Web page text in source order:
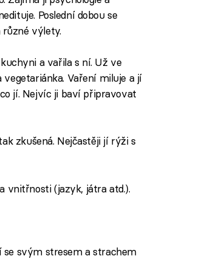
Poslední dobou se
různé výlety.
a vařila s ní. Už ve
Vaření miluje a jí
jí. Nejvíc ji baví připravovat
zkušená. Nejčastěji jí rýži s
vnitřnosti (jazyk, játra atd.).
se svým stresem a strachem